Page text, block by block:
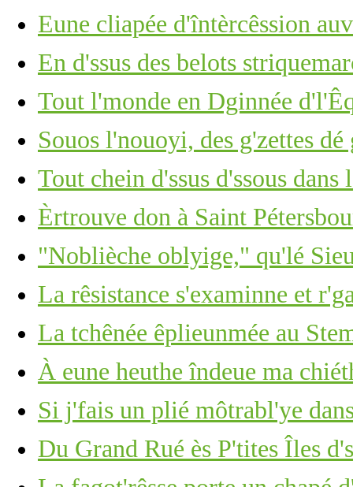
Eune cliapée d'întèrcêssion
En d'ssus des belots
Tout l'monde en Dginnée
Souos l'nouoyi, des g'zettes
Tout chein d'ssus d'ssous dans
Èrtrouve don à Saint
"Noblièche oblyige," qu'lé
La rêsistance s'examinne et
La tchênée êplieunmée au
À eune heuthe îndeue ma
Si j'fais un plié môtrabl'ye
Du Grand Rué ès P'tites Îles